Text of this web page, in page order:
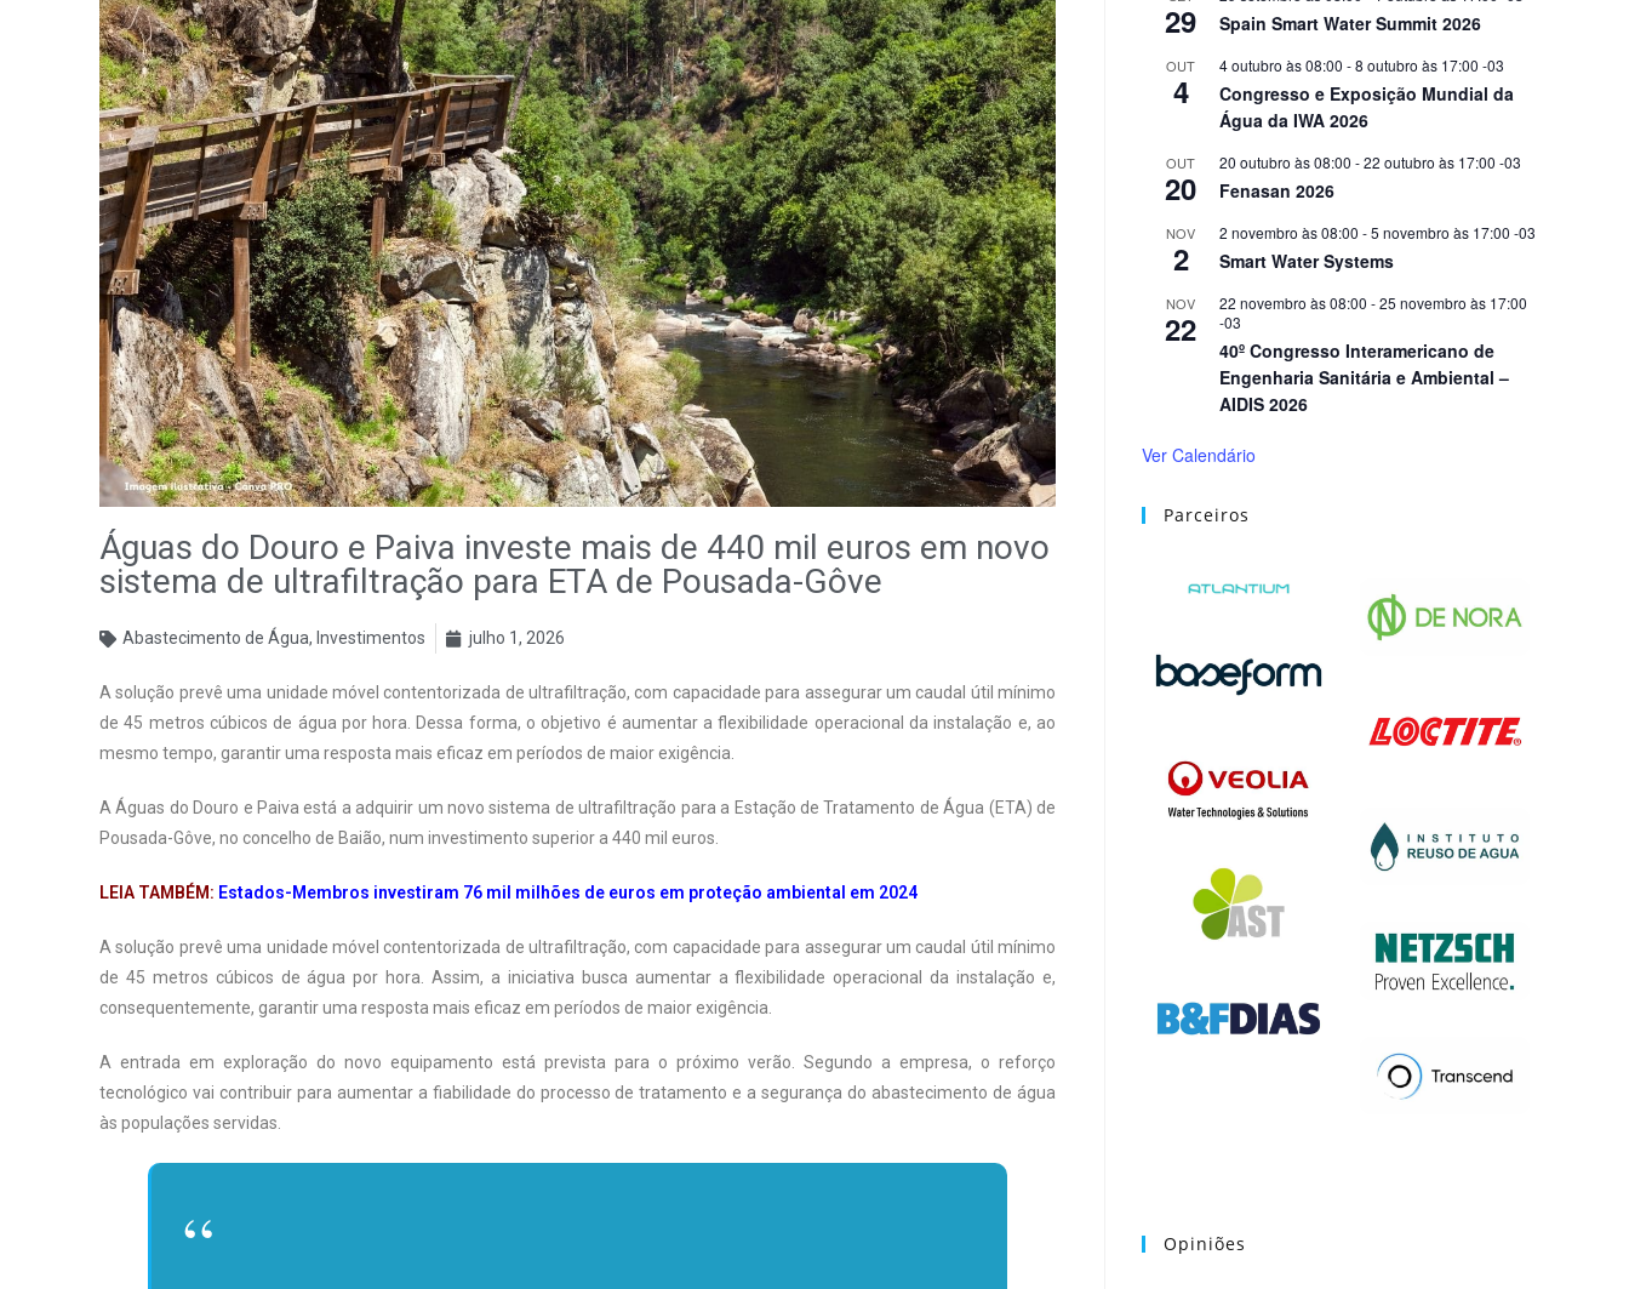
Águas do Douro e Paiva investe mais de 440 mil euros em novo
sistema de ultrafiltração para ETA de Pousada-Gôve
Abastecimento de Água, Investimentos julho 1, 2026
A solução prevê uma unidade móvel contentorizada de ultrafiltração, com capacidade para assegurar um caudal útil mínimo
de 45 metros cúbicos de água por hora. Dessa forma, o objetivo é aumentar a flexibilidade operacional da instalação e, ao
mesmo tempo, garantir uma resposta mais eficaz em períodos de maior exigência.
A Águas do Douro e Paiva está a adquirir um novo sistema de ultrafiltração para a Estação de Tratamento de Água (ETA) de
Pousada-Gôve, no concelho de Baião, num investimento superior a 440 mil euros.
LEIA TAMBÉM: Estados-Membros investiram 76 mil milhões de euros em proteção ambiental em 2024
A solução prevê uma unidade móvel contentorizada de ultrafiltração, com capacidade para assegurar um caudal útil mínimo
de 45 metros cúbicos de água por hora. Assim, a iniciativa busca aumentar a flexibilidade operacional da instalação e,
consequentemente, garantir uma resposta mais eficaz em períodos de maior exigência.
A entrada em exploração do novo equipamento está prevista para o próximo verão. Segundo a empresa, o reforço
tecnológico vai contribuir para aumentar a fiabilidade do processo de tratamento e a segurança do abastecimento de água
às populações servidas.
29 Spain Smart Water Summit 2026
OUT
4
4 outubro às 08:00 -8 outubro às 17:00 -03
Congresso e Exposição Mundial da
Água da IWA 2026
OUT
20
20 outubro às 08:00 -22 outubro às 17:00 -03
Fenasan 2026
NOV
2
2 novembro às 08:00 -5 novembro às 17:00 -03
Smart Water Systems
NOV
22
22 novembro às 08:00 -25 novembro às 17:00
-03
40º Congresso Interamericano de
Engenharia Sanitária e Ambiental –
AIDIS 2026
Ver Calendário
Parceiros
Opiniões